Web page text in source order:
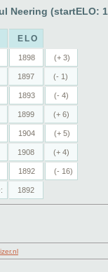
Neering (startELO:
ELO
1898 (+ 3)
1897 (- 1)
1893 (- 4)
1899 (+ 6)
1904 (+ 5)
1908 (+ 4)
1892 (- 16)
1892